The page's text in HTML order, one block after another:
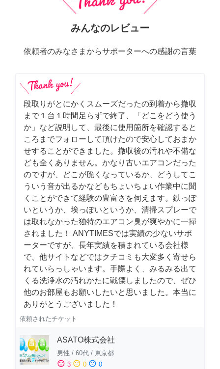
みんなのレビュー
依頼者のみなさまからサポーターへの感謝の言葉
段取りがとにかくスムーズだったの到着から撤収
まで１台１時間足らずで終了、「どこをどう使う
か」など説明して、最後に使用箇所を確認すると
ころまでフォローして頂けたので安心しておまか
せすることができました。撤収後の汚れや不備な
ども全くありません。かなり古いエアコンだった
のですが、どこが脆くなっているか、どうしてこ
ういう音が出るかなどもちょいちょい作業中に聞
くことができて経験の豊富さを伺えます。鉄っぽ
いというか、埃っぽいというか、清掃スプレーで
は取れなかった独特のエアコン臭が爽やかに一掃
されました！ ANYTIMESでは実績の少ないサポ
ーターですが、長年実績を積まれている会社様
で、他サイトなどではクチコミも大変多く寄せら
れていらっしゃいます。手際よく、みるみる出て
くる洗浄水の汚れかたに戦慄しましたので、ぜひ
他のお部屋もお願いしたいと思いました。本当に
ありがとうございました！
依頼されたチケット
ASATO株式会社
男性 / 60代 / 東京都
sentiment_satisfied 3 sentiment_neutral 0 sentiment_dissatisfied 0